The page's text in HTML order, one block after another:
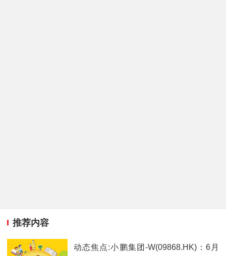
推荐内容
动态焦点:小鹏集团-W(09868.HK)：6月